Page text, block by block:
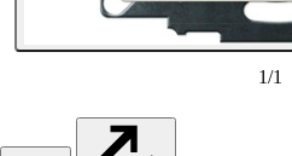
1/1